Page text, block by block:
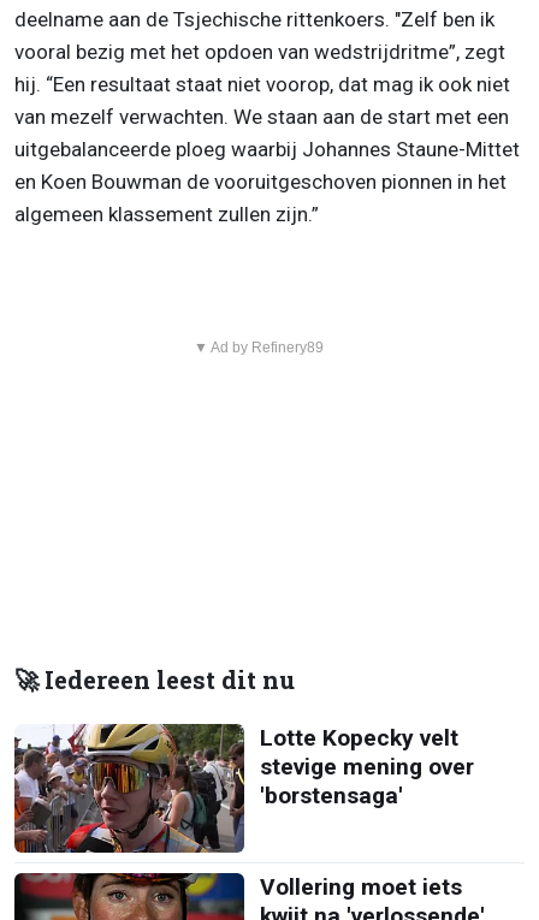
deelname aan de Tsjechische rittenkoers. "Zelf ben ik
vooral bezig met het opdoen van wedstrijdritme”, zegt
hij. “Een resultaat staat niet voorop, dat mag ik ook niet
van mezelf verwachten. We staan aan de start met een
uitgebalanceerde ploeg waarbij Johannes Staune-Mittet
en Koen Bouwman de vooruitgeschoven pionnen in het
algemeen klassement zullen zijn.”
▼ Ad by Refinery89
🚀 Iedereen leest dit nu
Lotte Kopecky velt
stevige mening over
'borstensaga'
Vollering moet iets